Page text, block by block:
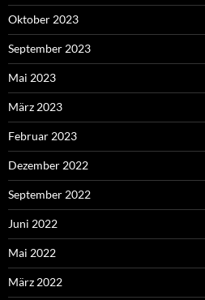
Oktober 2023
September 2023
Mai 2023
März 2023
Februar 2023
Dezember 2022
September 2022
Juni 2022
Mai 2022
März 2022